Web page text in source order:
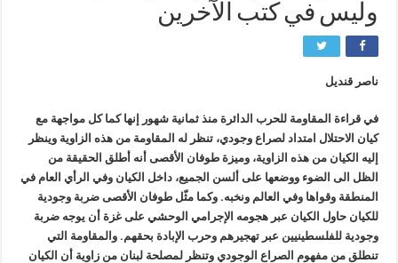
وليس في كتب الآخرين
ناصر قنديل
في قراءة المقاومة للحرب الدائرة منذ ثمانية شهور إنها كما كل مواجهة مع
كيان الاحتلال امتداد لصراع وجودي، تنظر له المقاومة من هذه الزاوية وينظر
إليه الكيان من هذه الزاوية، وميزة طوفان الأقصى أنه أطلق الحقيقة من
الظل الى الضوء ووضعها على ألسن الجميع، داخل الكيان وفي الرأي العام في
المنطقة وقواها وفي العالم ونخبه. وكما مثّل طوفان الأقصى ضربة وجودية
للكيان حاول الكيان عبر هجومه الإجرامي الوحشي على غزة أن يوجه ضربة
وجودية للفلسطينيين عبر تهجيرهم وحرب الإبادة بحقهم. والمقاومة التي
تنطلق من مفهوم الصراع الوجودي وتنظر لمصلحة لبنان من زاوية أن الكيان